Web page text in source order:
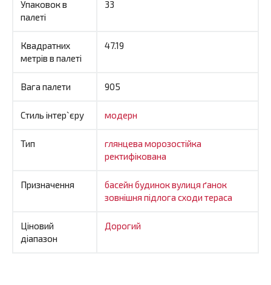
Упаковок в
палеті
33
Квадратних
метрів в палеті
47.19
Вага палети 905
Стиль інтер`єру модерн
Тип глянцева морозостійка
ректифікована
Призначення басейн будиноквулиця ґанок
зовнішня підлога сходи тераса
Ціновий
діапазон
Дорогий